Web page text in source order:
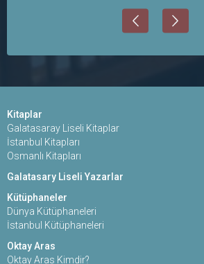
Kitaplar
Galatasaray Liseli Kitaplar
İstanbul Kitapları
Osmanlı Kitapları
Galatasary Liseli Yazarlar
Kütüphaneler
Dünya Kütüphaneleri
İstanbul Kütüphaneleri
Oktay Aras
Oktay Aras Kimdir?